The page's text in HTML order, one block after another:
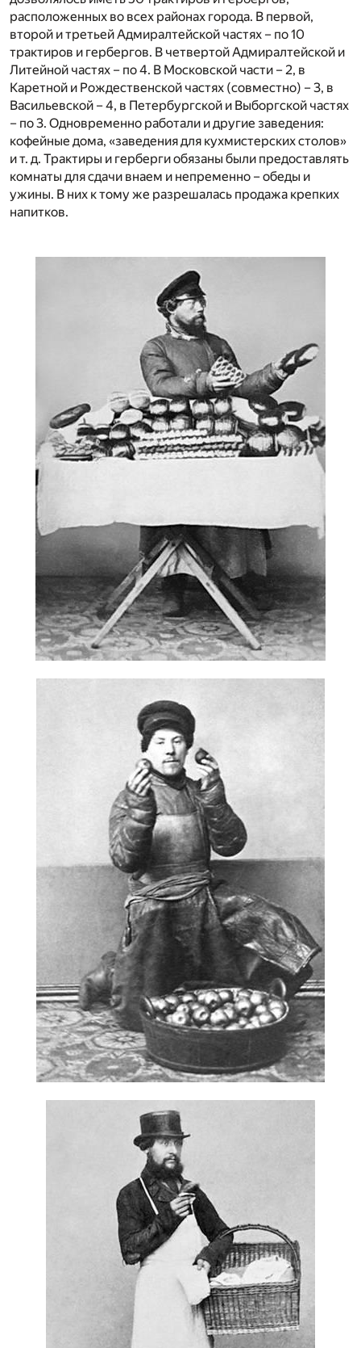
расположенных во всех районах города. В первой,
второй и третьей Адмиралтейской частях – по 10
трактиров и гербергов. В четвертой Адмиралтейской и
Литейной частях – по 4. В Московской части – 2, в
Каретной и Рождественской частях (совместно) – 3, в
Васильевской – 4, в Петербургской и Выборгской частях
– по 3. Одновременно работали и другие заведения:
кофейные дома, «заведения для кухмистерских столов»
и т. д. Трактиры и герберги обязаны были предоставлять
комнаты для сдачи внаем и непременно – обеды и
ужины. В них к тому же разрешалась продажа крепких
напитков.